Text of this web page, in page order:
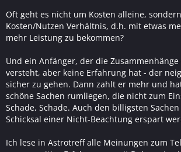
Oft geht es nicht um Kosten alleine,
Kosten/Nutzen Verhältnis, d.h. mit etwas
mehr Leistung zu bekommen?
Und ein Anfänger, der die
versteht, aber keine Erfahrung hat - der
sicher zu gehen. Dann zahlt er mehr und
schöne Sachen rumliegen, die nicht zum
Schade, Schade. Auch den billigsten
Schicksal einer Nicht-Beachtung erspart
Ich lese in Astrotreff alle Meinungen zum